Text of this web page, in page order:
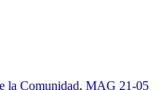
la Comunidad, MAG 21-05